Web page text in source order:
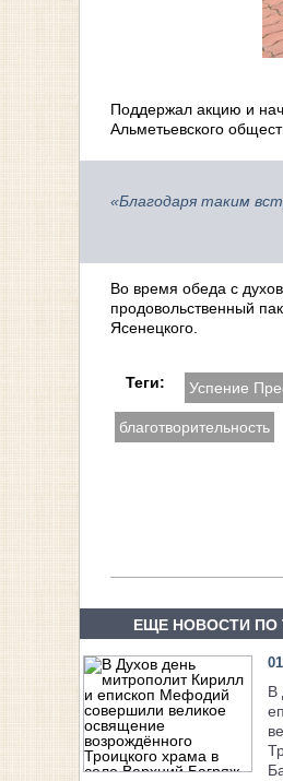
Поддержал акцию и
Альметьевского
«Благодаря таким
Во время обеда с
продовольственный
Ясенецкого.
Теги: Успение
благотворительность
ЕЩЕ НОВОСТИ ПО
В